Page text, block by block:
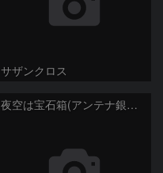
サザンクロス
夜空は宝石箱(アンテナ銀河 NGC4038) Seestar50